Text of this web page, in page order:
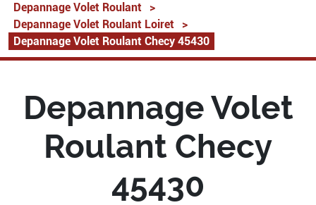
Depannage Volet Roulant
>
Depannage Volet Roulant Loiret
>
Depannage Volet Roulant Checy 45430
Depannage Volet
Roulant Checy
45430